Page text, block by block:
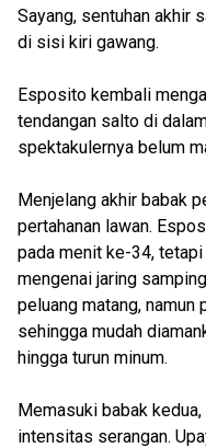
Sayang, sentuhan akhir
di sisi kiri gawang.
Esposito kembali
tendangan salto di
spektakulernya belum
Menjelang akhir babak
pertahanan lawan.
pada menit ke-34,
mengenai jaring
peluang matang, namun
sehingga mudah
hingga turun minum.
Memasuki babak
intensitas serangan.